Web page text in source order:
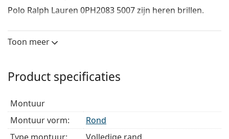
Polo Ralph Lauren 0PH2083 5007zijn heren brillen.
functie van Lentiamo.
De bruine kleur van het montuur past perfect bij
een warme huidskleur en lichtbruin, zwart of
Ronde brillen zijn een perfecte keuze voor mensen
met een vierkant of ovaal gezicht.
Het montuur van de brillen is gemaakt van acetaat,
Toon meer
Product specificaties
montuur
Montuur vorm:
Rond